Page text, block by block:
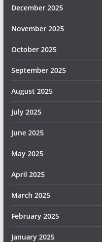
December 2025
November 2025
October 2025
September 2025
August 2025
July 2025
June 2025
May 2025
April 2025
March 2025
February 2025
January 2025